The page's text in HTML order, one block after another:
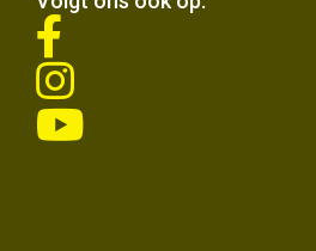
facebook-
f
fab
fa-
instagram